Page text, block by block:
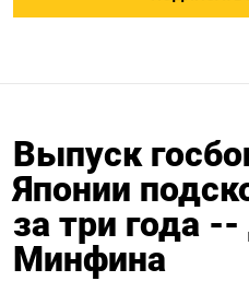
Выпуск
Японии
за три года
Минфина